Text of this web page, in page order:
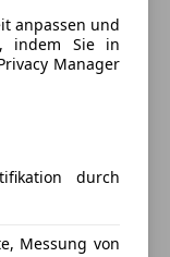
Umfang)
anpassen und
indem Sie in
Manager
durch
Messung von